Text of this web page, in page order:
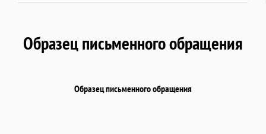
Образец письменного обращения
Образец письменного обращения